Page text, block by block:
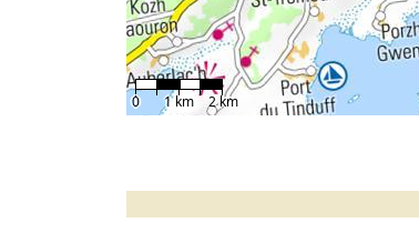
0 1 km 2 km